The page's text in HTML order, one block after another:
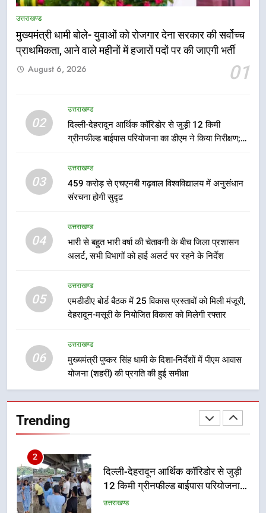
उत्तराखण्ड
मुख्यमंत्री धामी बोले- युवाओं को रोजगार देना सरकार की सर्वोच्च
प्राथमिकता, आने वाले महीनों में हजारों पदों पर की जाएगी भर्ती
01
August 6, 2026
02
उत्तराखण्ड
दिल्ली-देहरादून आर्थिक कॉरिडोर से जुड़ी 12 किमी
ग्रीनफील्ड बाईपास परियोजना का डीएम ने किया निरीक्षण;
सुरक्षा मानकों से कोई समझौता नहींः डीएम
03
उत्तराखण्ड
459 करोड़ से एचएनबी गढ़वाल विश्वविद्यालय में अनुसंधान
संरचना होगी सुदृढ
04
उत्तराखण्ड
भारी से बहुत भारी वर्षा की चेतावनी के बीच जिला प्रशासन
अलर्ट, सभी विभागों को हाई अलर्ट पर रहने के निर्देश
05
उत्तराखण्ड
एमडीडीए बोर्ड बैठक में 25 विकास प्रस्तावों को मिली मंजूरी,
देहरादून-मसूरी के नियोजित विकास को मिलेगी रफ्तार
06
उत्तराखण्ड
मुख्यमंत्री पुष्कर सिंह धामी के दिशा-निर्देशों में पीएम आवास
योजना (शहरी) की प्रगति की हुई समीक्षा
Trending
एमडीडीए बोर्ड बैठक में 25 विकास प्रस्तावों
की हुई समीक्षा
उत्तराखण्ड
बैरागीवाला हत्याकांड के फरार चल रहे
अभियुक्त को दून पुलिस ने हरिद्वार से किया
8
भारी बारिश का अलर्ट! 6 अगस्त को
मुख्यमंत्री धामी बोले- युवाओं को रोजगार
देना सरकार की सर्वोच्च प्राथमिकता, आने
वाले महीनों में हजारों पदों पर की जाएगी
2
दिल्ली-देहरादून आर्थिक कॉरिडोर से जुड़ी
12 किमी ग्रीनफील्ड बाईपास परियोजना
का डीएम ने किया निरीक्षण; समयबद्ध एवं
उत्तराखण्ड